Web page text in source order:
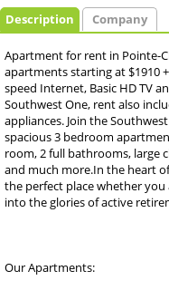
Description Company
Apartment for rent in Pointe-
apartments starting at $1910
speed Internet, Basic HD TV
Southwest One, rent also
appliances. Join the
spacious 3 bedroom
room, 2 full bathrooms, large
and much more.In the heart
the perfect place whether
into the glories of active
Our Apartments: